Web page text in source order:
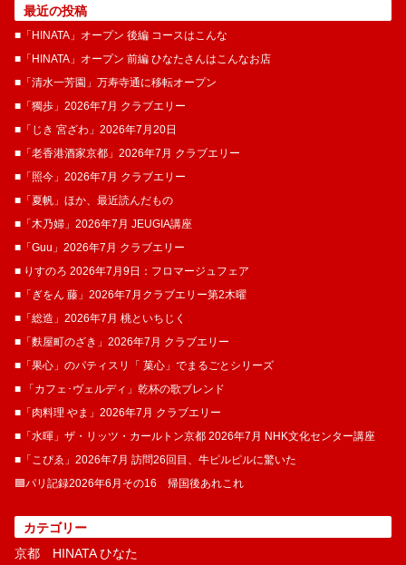
最近の投稿
■「HINATA」オープン 後編 コースはこんな
■「HINATA」オープン 前編 ひなたさんはこんなお店
■「清水一芳園」万寿寺通に移転オープン
■「獨歩」2026年7月 クラブエリー
■「じき 宮ざわ」2026年7月20日
■「老香港酒家京都」2026年7月 クラブエリー
■「照今」2026年7月 クラブエリー
■「夏帆」ほか、最近読んだもの
■「木乃婦」2026年7月 JEUGIA講座
■「Guu」2026年7月 クラブエリー
■ りすのろ 2026年7月9日：フロマージュフェア
■「ぎをん 藤」2026年7月クラブエリー第2木曜
■「総造」2026年7月 桃といちじく
■「麩屋町のざき」2026年7月 クラブエリー
■「果心」のパティスリ「 菓​心」でまるごとシリーズ
■ 「カフェ･ヴェルディ」乾杯の歌ブレンド
■「肉料理 やま」2026年7月 クラブエリー
■「水暉」ザ・リッツ・カールトン京都 2026年7月 NHK文化センター講座
■「こぴゑ」2026年7月 訪問26回目、牛ピルピルに驚いた
🟦パリ記録2026年6月その16 帰国後あれこれ
カテゴリー
京都 HINATA ひなた